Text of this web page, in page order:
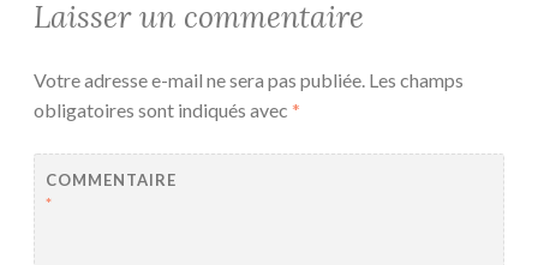
Laisser un commentaire
Votre adresse e-mail ne sera pas publiée. Les champs
obligatoires sont indiqués avec *
COMMENTAIRE
*